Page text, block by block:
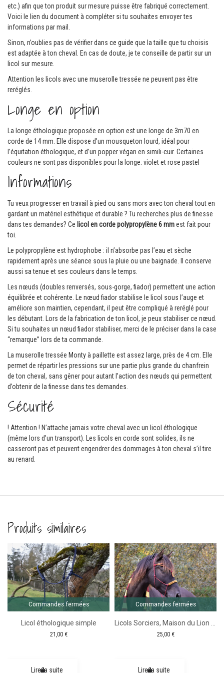
etc.) afin que ton produit sur mesure puisse être fabriqué correctement.
Voici le lien du document à compléter si tu souhaites envoyer tes
informations par mail.
Sinon, n’oublies pas de vérifier dans ce guide que la taille que tu choisis
est adaptée à ton cheval. En cas de doute, je te conseille de partir sur un
licol sur mesure.
Attention les licols avec une muserolle tressée ne peuvent pas être
reréglés.
Longe en option
La longe éthologique proposée en option est une longe de 3m70 en
corde de 14 mm. Elle dispose d’un mousqueton lourd, idéal pour
l’équitation éthologique, et d’un popper végan en simili-cuir. Certaines
couleurs ne sont pas disponibles pour la longe: violet et rose pastel
Informations
Tu veux progresser en travail à pied ou sans mors avec ton cheval tout en
gardant un matériel esthétique et durable ? Tu recherches plus de finesse
dans tes demandes? Ce licol en corde polypropylène 6 mmest fait pour
toi.
Le polypropylène est hydrophobe : il n’absorbe pas l’eau et sèche
rapidement après une séance sous la pluie ou une baignade. Il conserve
aussi sa tenue et ses couleurs dans le temps.
Les nœuds (doubles renversés, sous-gorge, fiador) permettent une action
équilibrée et cohérente. Le nœud fiador stabilise le licol sous l’auge et
améliore son maintien, cependant, il peut être compliqué à reréglé pour
les débutant. Lors de la fabrication de ton licol, je peux stabiliser ce nœud.
Si tu souhaites un nœud fiador stabiliser, merci de le préciser dans la case
“remarque” lors de ta commande.
La muserolle tressée Monty à paillette est assez large, près de 4 cm. Elle
permet de répartir les pressions sur une partie plus grande du chanfrein
de ton cheval, sans gêner pour autant l’action des nœuds qui permettent
d’obtenir de la finesse dans tes demandes.
Sécurité
! Attention ! N’attache jamais votre cheval avec un licol éthologique
(même lors d’un transport). Les licols en corde sont solides, ils ne
casseront pas et peuvent engendrer des dommages à ton cheval s’il tire
au renard.
Produits similaires
Commandes fermées
Licol éthologique simple
21,00 €
Lire la suite
Commandes fermées
25,00 €
Lire la suite